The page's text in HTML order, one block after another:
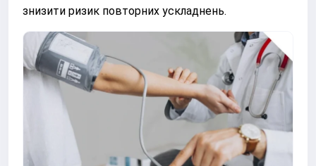
знизити ризик повторних ускладнень.